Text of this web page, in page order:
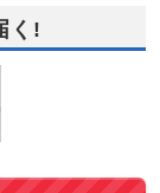
く!